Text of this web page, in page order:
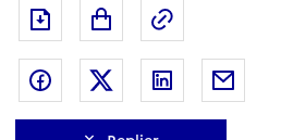
Exporter le document au
Partager sur Facebook
Partager sur Twitter
Partager